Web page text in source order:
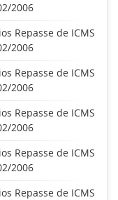
2006
Repasse de ICMS
2006
Repasse de ICMS
2006
Repasse de ICMS
2006
Repasse de ICMS
2006
Repasse de ICMS